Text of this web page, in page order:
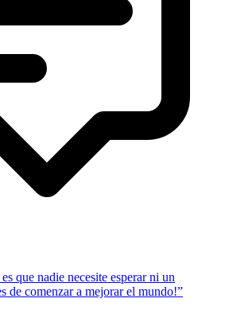
que nadie necesite esperar ni un
de comenzar a mejorar el mundo!”